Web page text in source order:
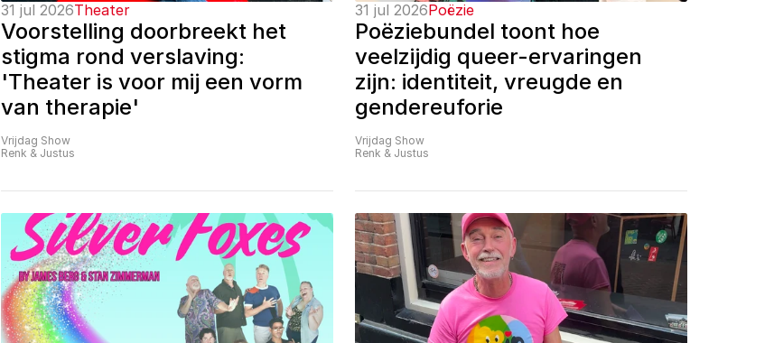
31 jul 2026Theater
Voorstelling doorbreekt het
stigma rond verslaving:
'Theater is voor mij een vorm
van therapie'
Vrijdag Show
Renk & Justus
31 jul 2026Poëzie
Poëziebundel toont hoe
veelzijdig queer-ervaringen
zijn: identiteit, vreugde en
gendereuforie
Vrijdag Show
Renk & Justus